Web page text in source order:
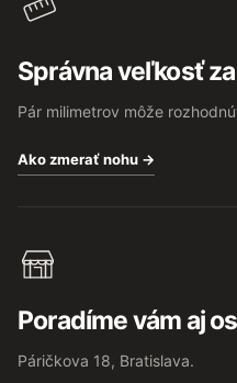
Správna veľkosť
Pár milimetrov môže
Ako zmerať nohu →
Poradíme vám aj
Páričkova 18, Bratislava.